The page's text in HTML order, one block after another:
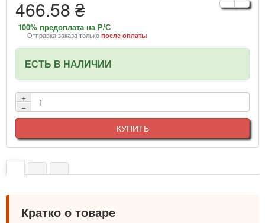
466.58 ₴
100% предоплата на Р/С
Отправка заказа только после оплаты
ЕСТЬ В НАЛИЧИИ
+
−
КУПИТЬ
Кратко о товаре